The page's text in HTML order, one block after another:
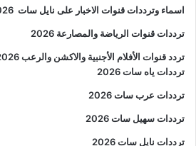
اسماء وترددات قنوات الاخبار على نايل سات
ترددات قنوات الرياضة والمصارعة 2026
تردد قنوات الأفلام الأجنبية والاكشن والرعب
ترددات ياه سات 2026
ترددات عرب سات 2026
ترددات سهيل سات 2026
ترددات نايل سات 2026